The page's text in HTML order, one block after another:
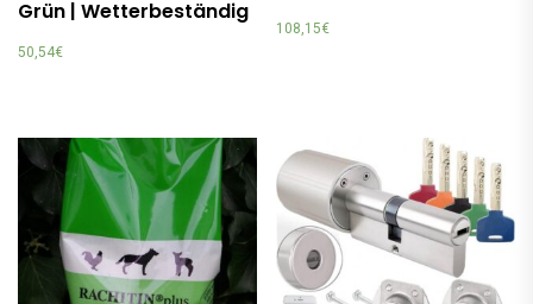
Grün | Wetterbeständig
50,54€
108,15€